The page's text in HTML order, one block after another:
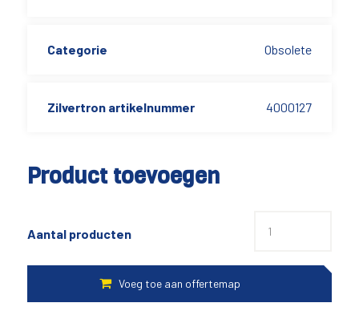
Product toevoegen
Aantal producten
Categorie Obsolete
Zilvertron artikelnummer 4000127